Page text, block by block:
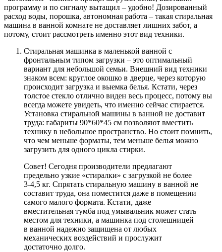
программу и по сигналу вытащил – удобно! Дозированный
расход воды, порошка, автономная работа – такая стиральная
машина в ванной комнате не доставляет лишних забот, а
потому, стоит рассмотреть именно этот вид техники.
Стиральная машинка в маленькой ванной с
фронтальным типом загрузки – это оптимальный
вариант для небольшой семьи. Внешний вид техники
знаком всем: круглое окошко в дверце, через которую
происходит загрузка и выемка белья. Кстати, через
толстое стекло отлично виден весь процесс, потому вы
всегда можете увидеть, что именно сейчас стирается.
Установка стиральной машины в ванной не доставит
труда: габариты 90*60*45 см позволяют вместить
технику в небольшое пространство. Но стоит помнить,
что чем меньше форматы, тем меньше белья можно
загрузить для одного цикла стирки.
Совет! Сегодня производители предлагают
предельно узкие «стиралки» с загрузкой не более
3-4,5 кг. Спрятать стиральную машину в ванной не
составит труда, она поместится даже в помещении
самого малого формата. Кстати, даже
вместительная тумба под умывальник может стать
местом для техники, а машинка под столешницей
в ванной надежно защищена от любых
механических воздействий и прослужит
достаточно долго.